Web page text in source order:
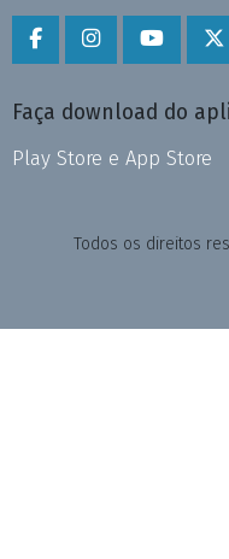
Faça download do
Play Store e App Store
Todos os direitos